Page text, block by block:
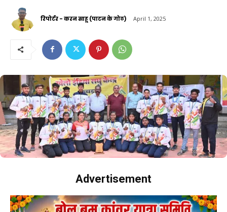
रिपोर्टर - करन साहू (पाटन के गोठ) April 1, 2025
Advertisement